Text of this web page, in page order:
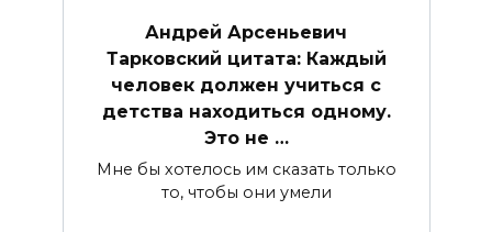
Андрей Арсеньевич
Тарковский цитата: Каждый
человек должен учиться с
детства находиться одному.
Это не …
Мне бы хотелось им сказать только
то, чтобы они умели